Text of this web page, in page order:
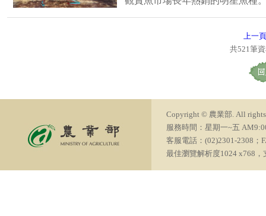
上一頁
共521筆
Copyright © 農業部. All rights
服務時間：星期一~五
客服電話：(02)2301-2308；
最佳瀏覽解析度1024 x768，